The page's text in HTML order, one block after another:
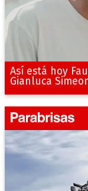
Así está hoy
Gianluca